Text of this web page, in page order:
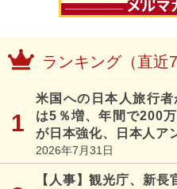
ランキング（直近7
米国への日本人旅行
は5％増、年間で200
が日本強化、日本人ア
2026年7月31日
【人事】観光庁、新